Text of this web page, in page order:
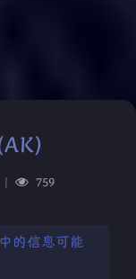
| 759
的信息可能